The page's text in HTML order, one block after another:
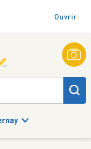
Ouvrir